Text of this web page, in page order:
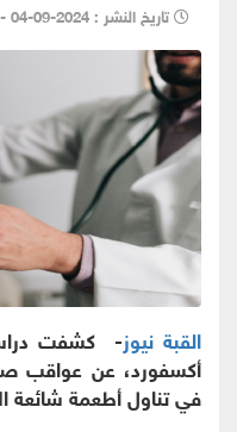
تاريخ النشر : 2024-09-04 - 05:28 pm
القبة نيوز- كشفت دراسة
أكسفورد، عن عواقب
في تناول أطعمة شائعة